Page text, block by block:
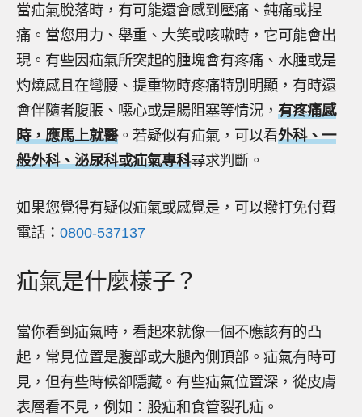
當疝氣脫落時，有可能還會感到壓痛、鈍痛或捏
痛。當您用力、舉重、大笑或咳嗽時，它可能會出
現。有些因疝氣所突起的腫塊會有疼痛、水腫或是
灼燒感且在彎腰、提重物時疼痛特別明顯，有時還
會伴隨者腹脹、噁心或是腸阻塞等情況， 有疼痛感
時，應馬上就醫。若疑似有疝氣，可以看外科、一
般外科、泌尿科或疝氣專科尋求判斷。
如果您覺得有疑似疝氣或感覺是，可以撥打免付費
電話： 0800-537137
疝氣是什麼樣子？
當你看到疝氣時，看起來就像一個不應該有的凸
起，常見位置是腹部或大腿內側頂部。疝氣有時可
見，但有些時候卻隱藏。有些疝氣位置深，從皮膚
表層看不見，例如：股疝和食管裂孔疝。